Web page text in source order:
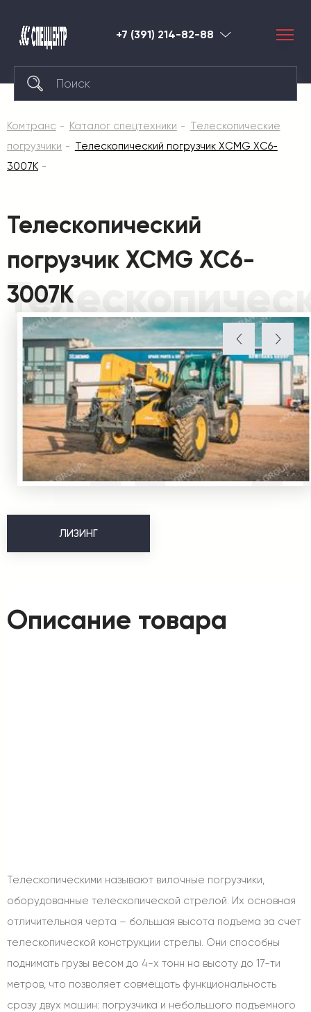
+7 (391) 214-82-88 Красноярск
Комтранс Каталог спецтехники
Телескопические
погрузчики
Телескопический погрузчик XCMG XC6-
3007K
Телескопический
погрузчик XCMG XC6-
3007K
ЛИЗИНГ
Описание товара
Телескопическими называют вилочные погрузчики,
оборудованные телескопической стрелой. Их основная
отличительная черта – большая высота подъема за счет
телескопической конструкции стрелы. Они способны
поднимать грузы весом до 4-х тонн на высоту до 17-ти
метров, что позволяет совмещать функциональность
сразу двух машин: погрузчика и небольшого подъемного